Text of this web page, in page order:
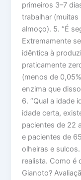
primeiros 3–7
trabalhar
almoço). 5. “É
Extremamente
idêntica à
praticamente
(menos de
enzima que
6. “Qual a idade
idade certa,
pacientes de 22
e pacientes de
olheiras e
realista. Como é
Gianoto?